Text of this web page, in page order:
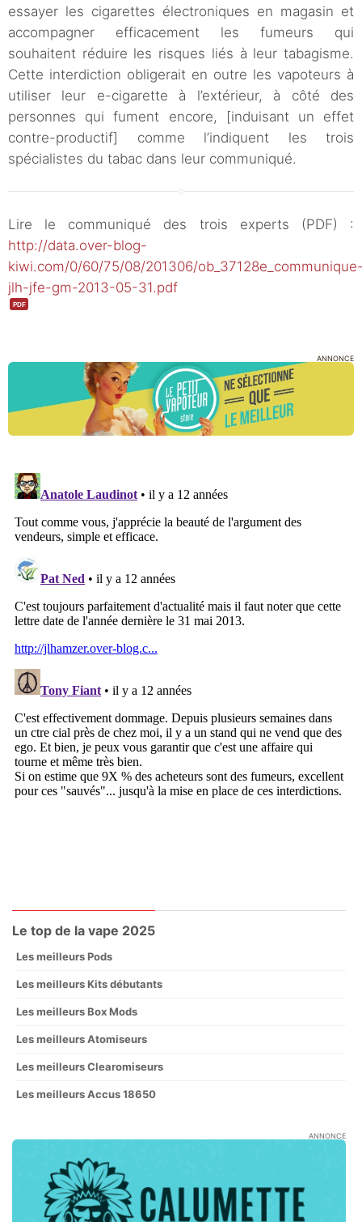
essayer les cigarettes électroniques en magasin et
accompagner efficacement les fumeurs qui
souhaitent réduire les risques liés à leur tabagisme.
Cette interdiction obligerait en outre les vapoteurs à
utiliser leur e-cigarette à l’extérieur, à côté des
personnes qui fument encore, [induisant un effet
contre-productif] comme l’indiquent les trois
spécialistes du tabac dans leur communiqué.
Lire le communiqué des trois experts (PDF) :
http://data.over-blog-
kiwi.com/0/60/75/08/201306/
jlh-jfe-gm-2013-05-31.pdf
ANNONCE
Le top de la vape 2025
Les meilleurs Pods
Les meilleurs Kits débutants
Les meilleurs Box Mods
Les meilleurs Atomiseurs
Les meilleurs Clearomiseurs
Les meilleurs Accus 18650
ANNONCE